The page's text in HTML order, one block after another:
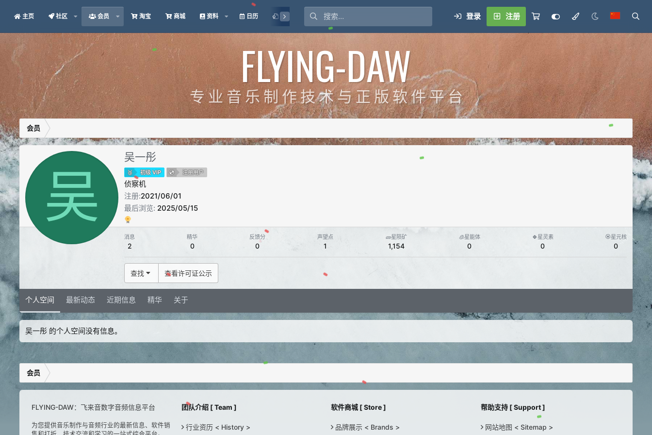
主页 社区 会员 淘宝 商城 资料 日历 授权 登录 注册
FLYING-DAW
专 业 音 乐 制 作 技 术 与 正 版 软 件 平 台
会员
吴
吴一彤
初级 VIP 注册用户
侦察机
注册 2021/06/01
最后浏览 2025/05/15
消息
2
精华
0
反馈分
0
声望点
1
🧱星陨矿
1,154
🧊星能体
0
🍀星灵素
0
🏵️星元核
0
查找 查看许可证公示
个人空间 最新动态 近期信息 精华 关于
吴一彤 的个人空间没有信息。
会员
FLYING-DAW：飞来音数字音频信息平台
为您提供音乐制作与音频行业的最新信息、软件销
团队介绍 [ Team ]
行业资历 < History >
软件商城 [ Store ]
品牌展示 < Brands >
帮助支持 [ Support ]
网站地图 < Sitemap >